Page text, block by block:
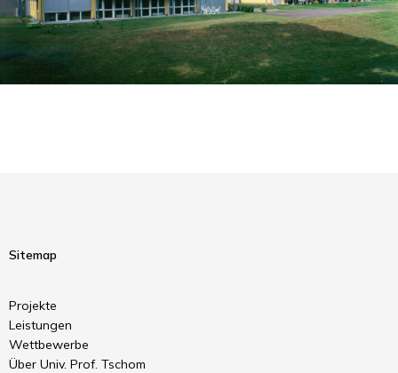
Sitemap
Projekte
Leistungen
Wettbewerbe
Über Univ. Prof. Tschom